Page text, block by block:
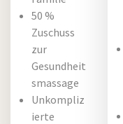
50 %
Zuschuss
zur
Gesundheit
smassage
Unkompliz
ierte